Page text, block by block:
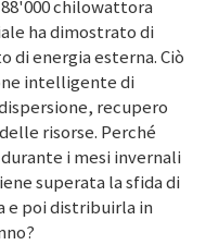
chilowattora
ha dimostrato di
di energia esterna. Ciò
intelligente di
recupero
risorse. Perché
i mesi invernali
superata la sfida di
e poi distribuirla in